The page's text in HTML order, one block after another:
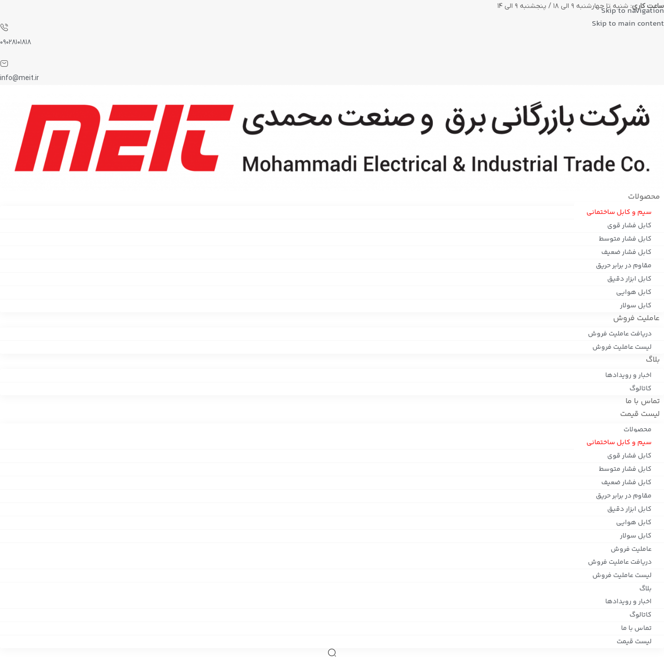
Skip to navigation
Skip to main content
ساعت کاری: شنبه تا چهارشنبه ۹ الی ۱۸ / پنجشنبه ۹ الی ۱۴
۰۹۰۲۸۱۰۱۸۱۸
info@meit.ir
محصولات
سیم و کابل ساختمانی
کابل فشار قوی
کابل فشار متوسط
کابل فشار ضعیف
مقاوم در برابر حریق
کابل ابزار دقیق
کابل هوایی
کابل سولار
عاملیت فروش
دریافت عاملیت فروش
لیست عاملیت فروش
بلاگ
اخبار و رویدادها
کاتالوگ
تماس با ما
لیست قیمت
محصولات
سیم و کابل ساختمانی
کابل فشار قوی
کابل فشار متوسط
کابل فشار ضعیف
مقاوم در برابر حریق
کابل ابزار دقیق
کابل هوایی
کابل سولار
عاملیت فروش
دریافت عاملیت فروش
لیست عاملیت فروش
بلاگ
اخبار و رویدادها
کاتالوگ
تماس با ما
لیست قیمت